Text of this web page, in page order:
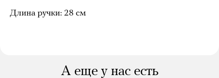
Длина ручки: 28 см
А еще у нас есть